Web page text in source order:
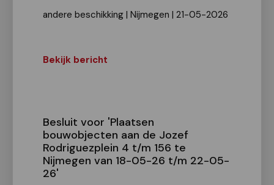
andere beschikking | Nijmegen | 21-05-2026
Bekijk bericht
Besluit voor 'Plaatsen
bouwobjecten aan de Jozef
Rodriguezplein 4 t/m 156 te
Nijmegen van 18-05-26 t/m 22-05-
26'